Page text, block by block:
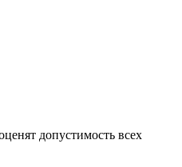
допустимость всех